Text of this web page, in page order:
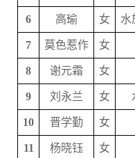
6 高瑜 女 水
7 莫色惹作 女
8 谢元霜 女
9 刘永兰 女
10 晋学勤 女
11 杨晓钰 女